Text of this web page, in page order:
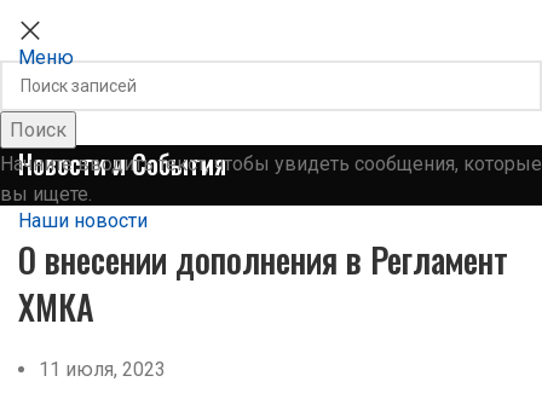
Меню
Новости и События
Наши новости
О внесении дополнения в Регламент
ХМКА
11 июля, 2023
Поиск
Начните вводить текст, чтобы увидеть сообщения, которые
вы ищете.